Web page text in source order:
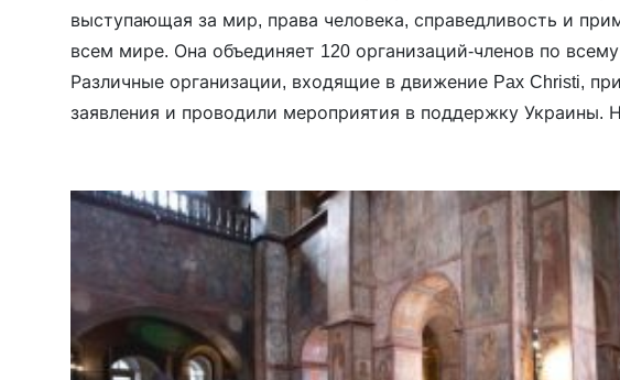
выступающая за мир, права человека, справедливость и
всем мире. Она объединяет 120 организаций-членов по
Различные организации, входящие в движение Pax Christi,
заявления и проводили мероприятия в поддержку Украины.